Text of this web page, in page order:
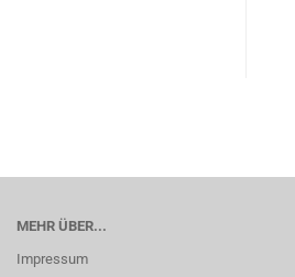
MEHR ÜBER...
Impressum